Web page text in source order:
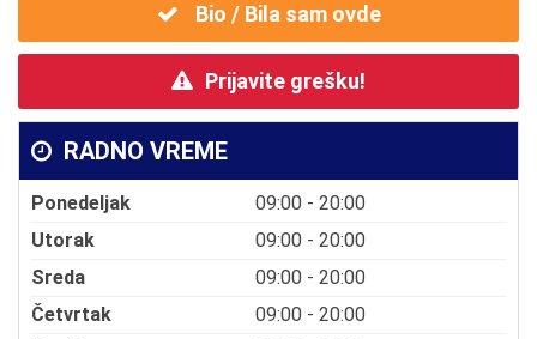
Bio / Bila sam ovde
Prijavite grešku!
RADNO VREME
Ponedeljak
09:00 - 20:00
Utorak
09:00 - 20:00
Sreda
09:00 - 20:00
Četvrtak
09:00 - 20:00